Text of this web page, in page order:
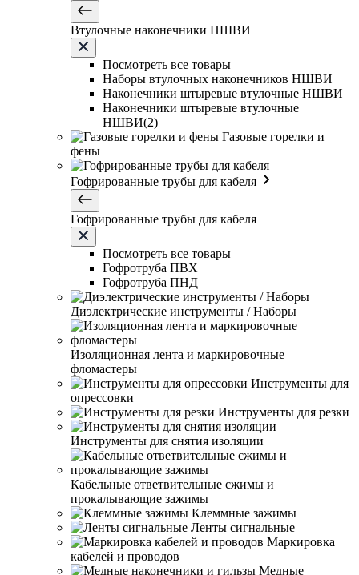
Втулочные наконечники НШВИ
Посмотреть все товары
Наборы втулочных наконечников НШВИ
Наконечники штыревые втулочные НШВИ
Наконечники штыревые втулочные
НШВИ(2)
Газовые горелки и
фены
Гофрированные трубы для кабеля
Гофрированные трубы для кабеля
Посмотреть все товары
Гофротруба ПВХ
Гофротруба ПНД
Диэлектрические инструменты / Наборы
Изоляционная лента и маркировочные
фломастеры
Инструменты для
опрессовки
Инструменты для резки
Инструменты для снятия изоляции
Кабельные ответвительные сжимы и
прокалывающие зажимы
Клеммные зажимы
Ленты сигнальные
Маркировка
кабелей и проводов
Медные